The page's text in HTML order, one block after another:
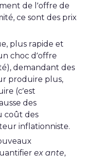
de l’offre de
ce sont des prix
plus rapide et
choc d’offre
demandant des
produire plus,
(c’est
des
coût des
inflationniste.
ex ante,